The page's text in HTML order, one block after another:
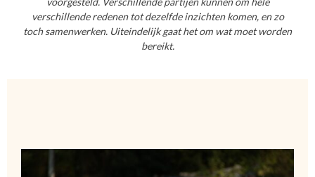
verschillende redenen tot dezelfde inzichten komen, en zo
toch samenwerken. Uiteindelijk gaat het om wat moet worden
bereikt.